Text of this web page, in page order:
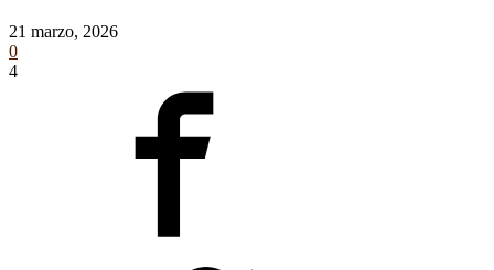
21 marzo, 2026
0
4